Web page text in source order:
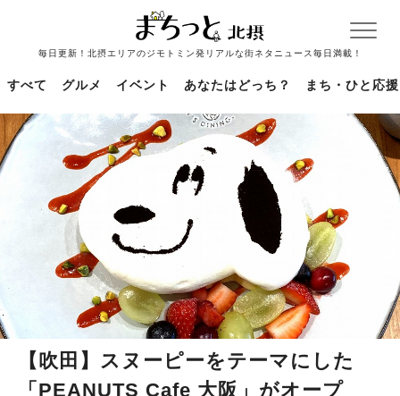
毎日更新！北摂エリアのジモトミン発リアルな街ネタニュース毎日満載！
すべて グルメ イベント あなたはどっち？ まち・ひと応援
【吹田】スヌーピーをテーマにした
「PEANUTS Cafe 大阪」がオープ